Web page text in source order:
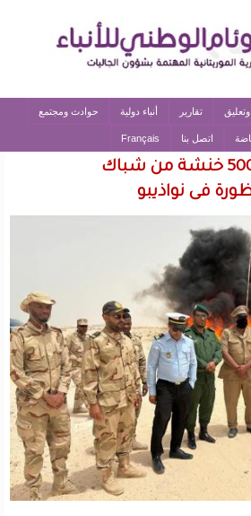
تقارير أنباء دولية حوادث ومجتمع
اتصل بنا Français
خفر السواحل تتلف 500 خنشة من شباك
فى نواذيبو